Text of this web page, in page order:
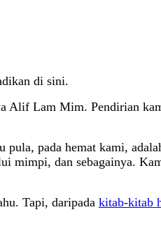
di sini.
Alif Lam Mim. Pendirian
pada hemat kami,
mimpi, dan sebagainya.
Tapi, daripada kitab-kitab